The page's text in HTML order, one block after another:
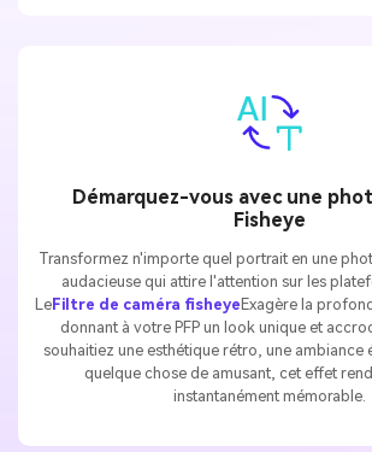
Démarquez-vous avec une
Fisheye
Transformez n'importe quel portrait en une
audacieuse qui attire l'attention sur les
LeFiltre de caméra fisheye Exagère la
donnant à votre PFP un look unique et
souhaitiez une esthétique rétro, une ambiance
quelque chose de amusant, cet effet
instantanément mémorable.